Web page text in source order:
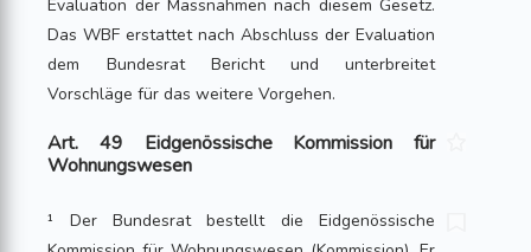
Evaluation der Massnahmen nach die­sem Gesetz.
Das WBF erstattet nach Abschluss der Evaluation
dem Bundesrat Bericht und unterbreitet
Vorschläge für das weitere Vorgehen.
Art. 49 Eidgenössische Kommission für
Wohnungswesen
¹ Der Bundesrat bestellt die Eidgenössische